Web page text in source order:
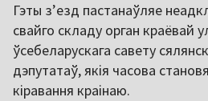
Гэты з’езд пастанаўляе
свайго складу орган краёвай
ўсебеларускага савету
дэпутатаў, якія часова
кіравання краінаю.